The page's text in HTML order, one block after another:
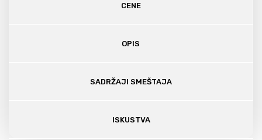
CENE
OPIS
SADRŽAJI SMEŠTAJA
ISKUSTVA